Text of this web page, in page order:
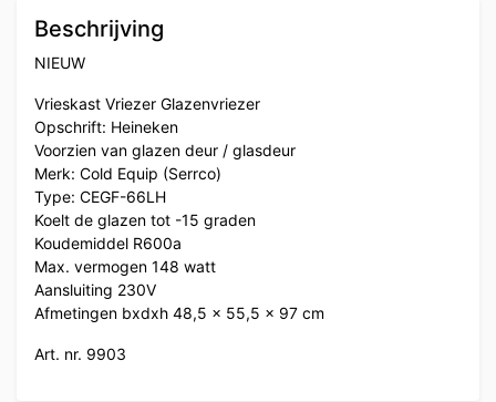
Beschrijving
NIEUW
Vrieskast Vriezer Glazenvriezer
Opschrift: Heineken
Voorzien van glazen deur / glasdeur
Merk: Cold Equip (Serrco)
Type: CEGF-66LH
Koelt de glazen tot -15 graden
Koudemiddel R600a
Max. vermogen 148 watt
Aansluiting 230V
Afmetingen bxdxh 48,5 x 55,5 x 97 cm
Art. nr. 9903